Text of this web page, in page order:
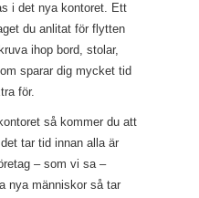
i det nya kontoret. Ett
du anlitat för flytten
ihop bord, stolar,
sparar dig mycket tid
för.
så kommer du att
tar tid innan alla är
– som vi sa –
nya människor så tar